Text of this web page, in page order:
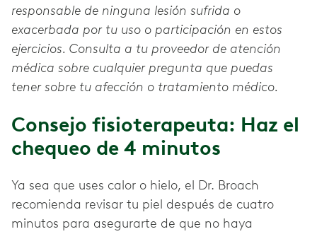
responsable de ninguna lesión sufrida o
exacerbada por tu uso o participación en estos
ejercicios. Consulta a tu proveedor de atención
médica sobre cualquier pregunta que puedas
tener sobre tu afección o tratamiento médico.
Consejo fisioterapeuta: Haz el
chequeo de 4 minutos
Ya sea que uses calor o hielo, el Dr. Broach
recomienda revisar tu piel después de cuatro
minutos para asegurarte de que no haya